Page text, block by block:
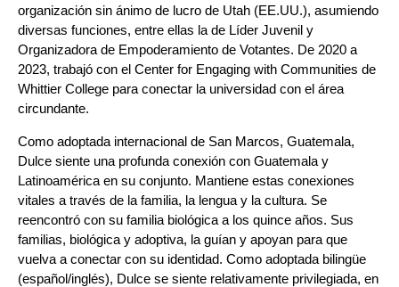
organización sin ánimo de lucro de Utah (EE.UU.), asumiendo
diversas funciones, entre ellas la de Líder Juvenil y
Organizadora de Empoderamiento de Votantes. De 2020 a
2023, trabajó con el Center for Engaging with Communities de
Whittier College para conectar la universidad con el área
circundante.
Como adoptada internacional de San Marcos, Guatemala,
Dulce siente una profunda conexión con Guatemala y
Latinoamérica en su conjunto. Mantiene estas conexiones
vitales a través de la familia, la lengua y la cultura. Se
reencontró con su familia biológica a los quince años. Sus
familias, biológica y adoptiva, la guían y apoyan para que
vuelva a conectar con su identidad. Como adoptada bilingüe
(español/inglés), Dulce se siente relativamente privilegiada, en